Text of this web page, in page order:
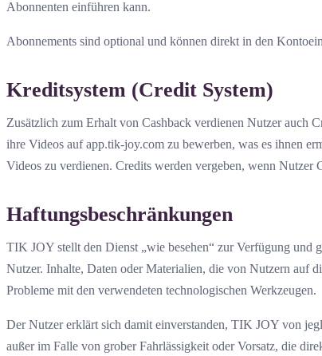
Abonnenten einführen kann.
Abonnements sind optional und können direkt in den
Kreditsystem (Credit System)
Zusätzlich zum Erhalt von Cashback verdienen Nutzer auch
ihre Videos auf app.tik-joy.com zu bewerben, was es ihnen
Videos zu verdienen. Credits werden vergeben, wenn
Haftungsbeschränkungen
TIK JOY stellt den Dienst „wie besehen“ zur Verfügung und
Nutzer. Inhalte, Daten oder Materialien, die von Nutzern auf
Probleme mit den verwendeten technologischen Werkzeugen.
Der Nutzer erklärt sich damit einverstanden, TIK JOY von
außer im Falle von grober Fahrlässigkeit oder Vorsatz, die